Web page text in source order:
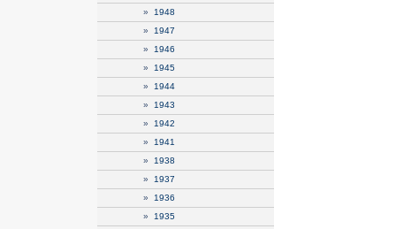
» 1948
» 1947
» 1946
» 1945
» 1944
» 1943
» 1942
» 1941
» 1938
» 1937
» 1936
» 1935